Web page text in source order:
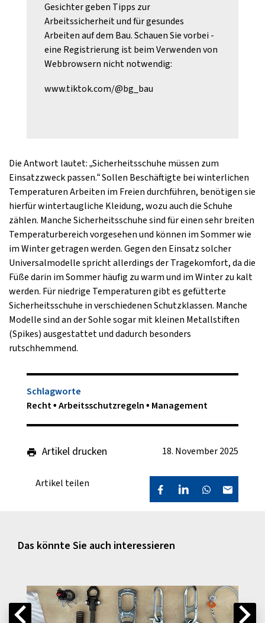
Gesichter geben Tipps zur
Arbeitssicherheit und für gesundes
Arbeiten auf dem Bau. Schauen Sie vorbei -
eine Registrierung ist beim Verwenden von
Webbrowsern nicht notwendig:
www.tiktok.com/@bg_bau
Die Antwort lautet: „Sicherheitsschuhe müssen zum
Einsatzzweck passen.“ Sollen Beschäftigte bei winterlichen
Temperaturen Arbeiten im Freien durchführen, benötigen sie
hierfür wintertaugliche Kleidung, wozu auch die Schuhe
zählen. Manche Sicherheitsschuhe sind für einen sehr breiten
Temperaturbereich vorgesehen und können im Sommer wie
im Winter getragen werden. Gegen den Einsatz solcher
Universalmodelle spricht allerdings der Tragekomfort, da die
Füße darin im Sommer häufig zu warm und im Winter zu kalt
werden. Für niedrige Temperaturen gibt es gefütterte
Sicherheitsschuhe in verschiedenen Schutzklassen. Manche
Modelle sind an der Sohle sogar mit kleinen Metallstiften
(Spikes) ausgestattet und dadurch besonders
rutschhemmend.
Schlagworte
Recht Arbeitsschutzregeln Management
Artikel drucken 18. November 2025
Artikel teilen
Das könnte Sie auch interessieren